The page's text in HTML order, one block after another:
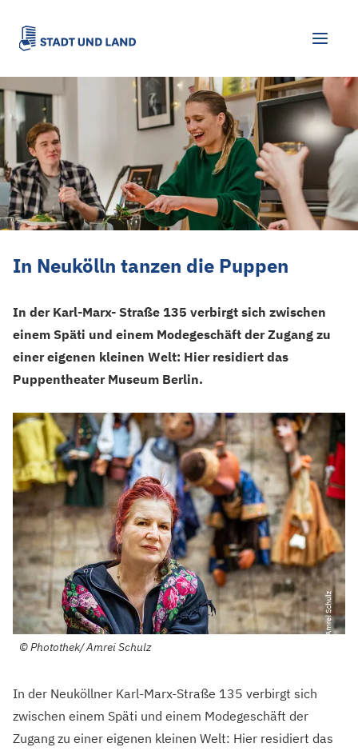
In Neukölln tanzen die Puppen
In Neukölln tanzen die Puppen
In der Karl-Marx- Straße 135 verbirgt sich zwischen
einem Späti und einem Modegeschäft der Zugang zu
einer eigenen kleinen Welt: Hier residiert das
Puppentheater Museum Berlin.
©Photothek/ Amrei Schulz
In der Neuköllner Karl-Marx-Straße 135 verbirgt sich
zwischen einem Späti und einem Modegeschäft der
Zugang zu einer eigenen kleinen Welt: Hier residiert das